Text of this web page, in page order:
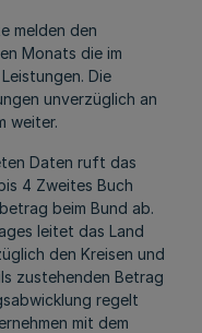
melden den
Monats die im
Die
unverzüglich an
weiter.
Daten ruft das
4 Zweites Buch
beim Bund ab.
leitet das Land
den Kreisen und
zustehenden Betrag
regelt
mit dem